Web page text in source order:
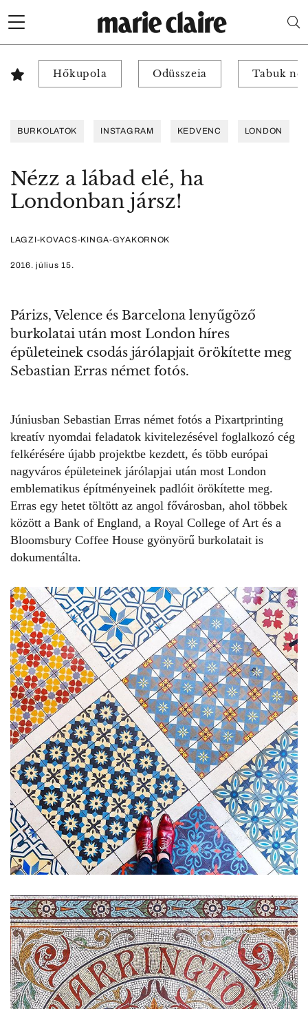
Hőkupola Odüsszeia Tabuk
BURKOLATOK INSTAGRAM KEDVENC LONDON
Nézz a lábad elé, ha
Londonban jársz!
LAGZI-KOVACS-KINGA-GYAKORNOK
2016. július 15.
Párizs, Velence és Barcelona lenyűgöző
burkolatai után most London híres
épületeinek csodás járólapjait örökítette meg
Sebastian Erras német fotós.
Júniusban Sebastian Erras német fotós a Pixartprinting
kreatív nyomdai feladatok kivitelezésével foglalkozó cég
felkérésére újabb projektbe kezdett, és több európai
nagyváros épületeinek járólapjai után most London
emblematikus építményeinek padlóit örökítette meg.
Erras egy hetet töltött az angol fővárosban, ahol többek
között a Bank of England, a Royal College of Art és a
Bloomsbury Coffee House gyönyörű burkolatait is
dokumentálta.